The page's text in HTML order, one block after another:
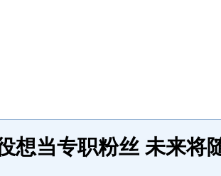
想当专职粉丝 未来将